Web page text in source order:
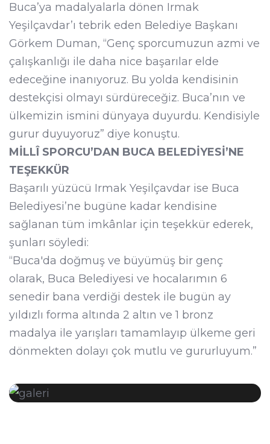
Buca’ya madalyalarla dönen Irmak
Yeşilçavdar’ı tebrik eden Belediye Başkanı
Görkem Duman, “Genç sporcumuzun azmi ve
çalışkanlığı ile daha nice başarılar elde
edeceğine inanıyoruz. Bu yolda kendisinin
destekçisi olmayı sürdüreceğiz. Buca’nın ve
ülkemizin ismini dünyaya duyurdu. Kendisiyle
gurur duyuyoruz” diye konuştu.
MİLLÎ SPORCU’DAN BUCA BELEDİYESİ’NE
TEŞEKKÜR
Başarılı yüzücü Irmak Yeşilçavdar ise Buca
Belediyesi’ne bugüne kadar kendisine
sağlanan tüm imkânlar için teşekkür ederek,
şunları söyledi:
“Buca'da doğmuş ve büyümüş bir genç
olarak, Buca Belediyesi ve hocalarımın 6
senedir bana verdiği destek ile bugün ay
yıldızlı forma altında 2 altın ve 1 bronz
madalya ile yarışları tamamlayıp ülkeme geri
dönmekten dolayı çok mutlu ve gururluyum.”